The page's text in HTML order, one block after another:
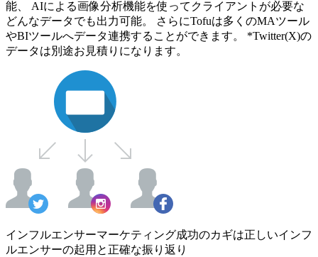
能、 AIによる画像分析機能を使ってクライアントが必要な
どんなデータでも出力可能。 さらにTofuは多くのMAツール
やBIツールへデータ連携することができます。 *Twitter(X)の
データは別途お見積りになります。
インフルエンサーマーケティング成功のカギは正しいインフ
ルエンサーの起用と正確な振り返り